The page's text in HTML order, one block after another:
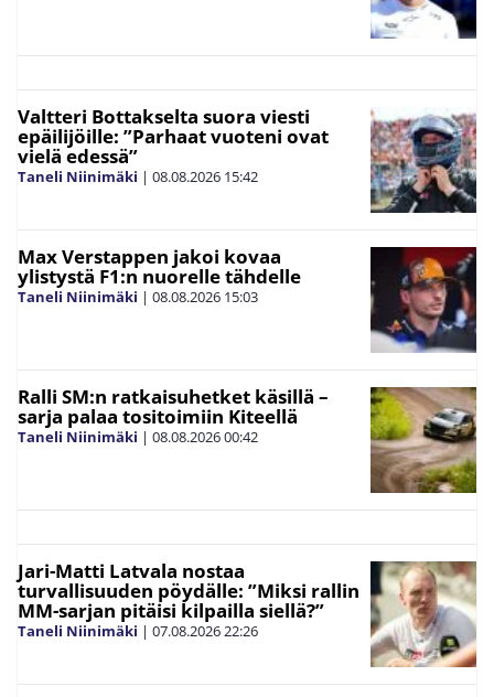
Valtteri Bottakselta suora viesti
epäilijöille: ”Parhaat vuoteni ovat
vielä edessä”
Taneli Niinimäki | 08.08.2026 15:42
Max Verstappen jakoi kovaa
ylistystä F1:n nuorelle tähdelle
Taneli Niinimäki | 08.08.2026 15:03
Ralli SM:n ratkaisuhetket käsillä –
sarja palaa tositoimiin Kiteellä
Taneli Niinimäki | 08.08.202600:42
Jari-Matti Latvala nostaa
turvallisuuden pöydälle: ”Miksi rallin
MM-sarjan pitäisi kilpailla siellä?”
Taneli Niinimäki | 07.08.202622:26